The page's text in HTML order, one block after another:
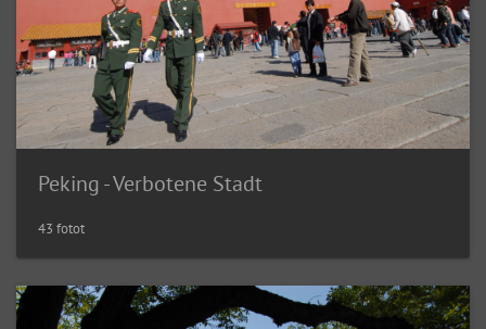
Peking - Verbotene Stadt
43 fotot